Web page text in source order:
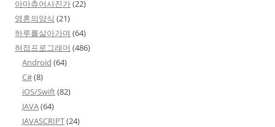
아마츄어사진가(22)
영혼의양식 (21)
하루를살아가며 (64)
허접프로그래머 (486)
Android (64)
C#(8)
iOS/Swift(82)
JAVA(64)
JAVASCRIPT(24)